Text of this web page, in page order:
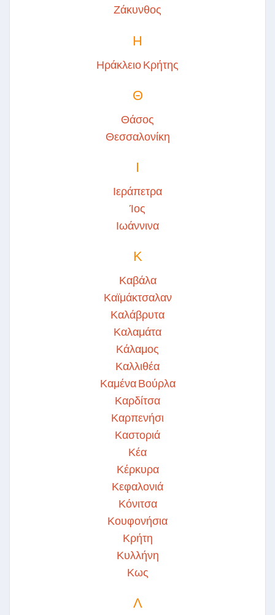
Ζάκυνθος
Η
Ηράκλειο Κρήτης
Θ
Θάσος
Θεσσαλονίκη
Ι
Ιεράπετρα
Ίος
Ιωάννινα
Κ
Καβάλα
Καϊμάκτσαλαν
Καλάβρυτα
Καλαμάτα
Κάλαμος
Καλλιθέα
Καμένα Βούρλα
Καρδίτσα
Καρπενήσι
Καστοριά
Κέα
Κέρκυρα
Κεφαλονιά
Κόνιτσα
Κουφονήσια
Κρήτη
Κυλλήνη
Κως
Λ